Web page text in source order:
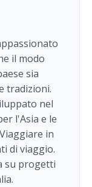
il modo
sia
tradizioni.
nel
l'Asia e le
in
di viaggio.
su progetti